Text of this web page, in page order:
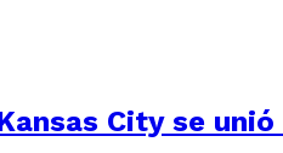
City se